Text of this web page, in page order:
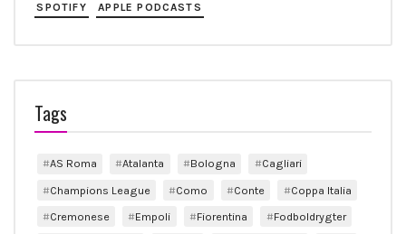
SPOTIFY APPLE PODCASTS
Tags
AS Roma Atalanta Bologna
Cagliari
Champions League
Como Conte
Coppa Italia
Cremonese
Empoli Fiorentina
Fodboldrygter